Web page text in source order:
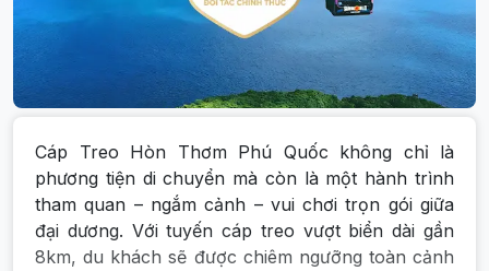
Cáp Treo Hòn Thơm Phú Quốc không chỉ là
phương tiện di chuyển mà còn là một hành trình
tham quan – ngắm cảnh – vui chơi trọn gói giữa
đại dương. Với tuyến cáp treo vượt biển dài gần
8km, du khách sẽ được chiêm ngưỡng toàn cảnh